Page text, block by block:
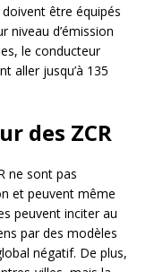
être équipés
niveau d’émission
le conducteur
aller jusqu’à 135
des ZCR
ne sont pas
et peuvent même
peuvent inciter au
par des modèles
négatif. De plus,